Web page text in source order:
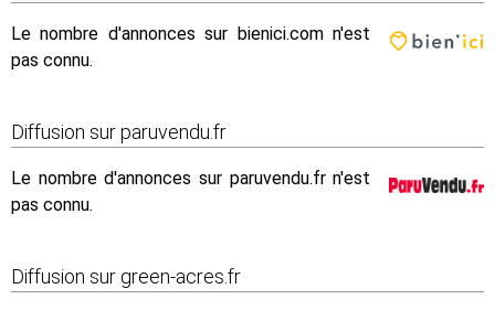
Le nombre d'annonces sur bienici.com n'est
pas connu.
Diffusion sur paruvendu.fr
Le nombre d'annonces sur paruvendu.fr n'est
pas connu.
Diffusion sur green-acres.fr